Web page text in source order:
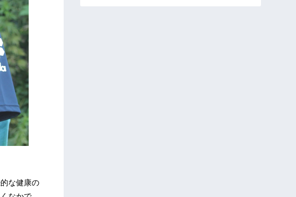
な健康の